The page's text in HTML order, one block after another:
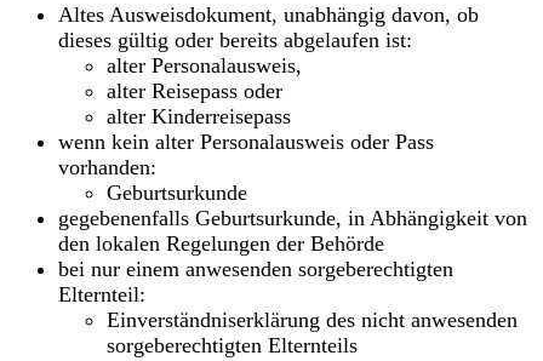
Altes Ausweisdokument, unabhängig davon, ob
dieses gültig oder bereits abgelaufen ist:
alter Personalausweis,
alter Reisepass oder
alter Kinderreisepass
wenn kein alter Personalausweis oder Pass
vorhanden:
Geburtsurkunde
gegebenenfalls Geburtsurkunde, in Abhängigkeit von
den lokalen Regelungen der Behörde
bei nur einem anwesenden sorgeberechtigten
Elternteil:
Einverständniserklärung des nicht anwesenden
sorgeberechtigten Elternteils